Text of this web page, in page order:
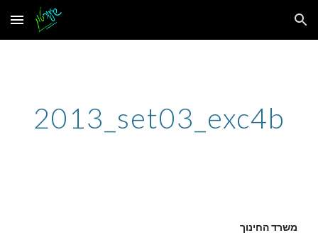
Skip to main content Skip to navigation
2013_set03_exc4b
משרד החינוך